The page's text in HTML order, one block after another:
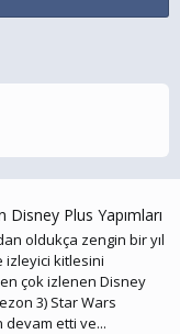
Disney Plus Yapımları
oldukça zengin bir yıl
izleyici kitlesini
çok izlenen Disney
3) Star Wars
devam etti ve...